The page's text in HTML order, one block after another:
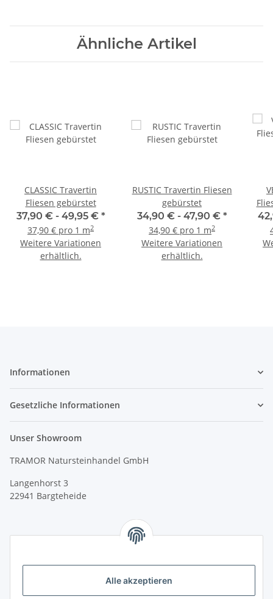
Alle akzeptieren
Ähnliche Artikel
CLASSIC Travertin
Fliesen gebürstet
37,90 € - 49,95 € *
37,90 € pro 1 m2
Weitere Variationen
erhältlich.
RUSTIC Travertin Fliesen
gebürstet
34,90 € - 47,90 € *
34,90 € pro 1 m2
Weitere Variationen
erhältlich.
Informationen
Gesetzliche Informationen
Unser Showroom
TRAMOR Natursteinhandel GmbH
Langenhorst 3
22941 Bargteheide